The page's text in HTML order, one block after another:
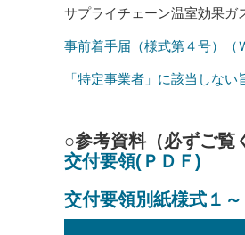
サプライチェーン温室効果
事前着手届（様式第４号）（
「特定事業者」に該当しない
○参考資料（必ずご覧
交付要領(ＰＤＦ)
交付要領別紙様式１～